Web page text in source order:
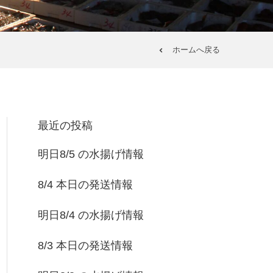
ホームへ戻る
最近の投稿
明日8/5 の水揚げ情報
8/4 本日の発送情報
明日8/4 の水揚げ情報
8/3 本日の発送情報